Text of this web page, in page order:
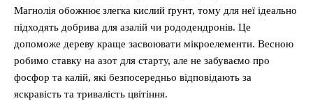
Магнолія обожнює злегка кислий ґрунт, тому для неї ідеально
підходять добрива для азалій чи рододендронів. Це
допоможе дереву краще засвоювати мікроелементи. Весною
робимо ставку на азот для старту, але не забуваємо про
фосфор та калій, які безпосередньо відповідають за
яскравість та тривалість цвітіння.